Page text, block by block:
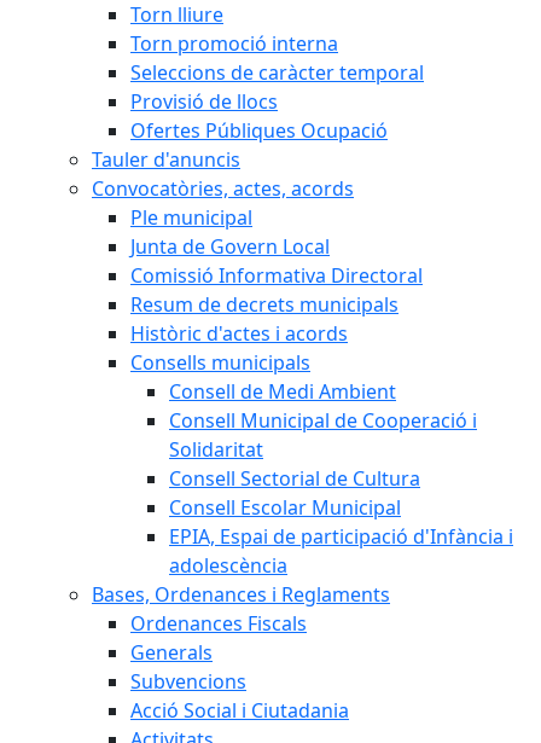
Torn lliure
Torn promoció interna
Seleccions de caràcter temporal
Provisió de llocs
Ofertes Públiques Ocupació
Tauler d'anuncis
Convocatòries, actes, acords
Ple municipal
Junta de Govern Local
Comissió Informativa Directoral
Resum de decrets municipals
Històric d'actes i acords
Consells municipals
Consell de Medi Ambient
Consell Municipal de Cooperació i
Solidaritat
Consell Sectorial de Cultura
Consell Escolar Municipal
EPIA, Espai de participació d'Infància i
adolescència
Bases, Ordenances i Reglaments
Ordenances Fiscals
Generals
Subvencions
Acció Social i Ciutadania